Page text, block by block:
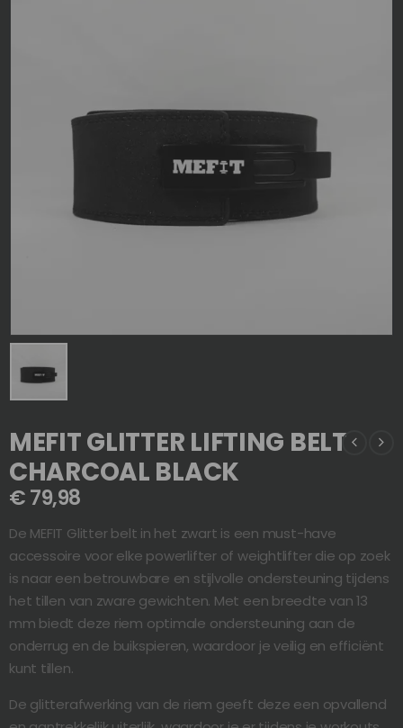
MEFIT GLITTER LIFTING BELT
CHARCOAL BLACK
€79,98
De MEFIT Glitter belt in het zwart is een must-have
accessoire voor elke powerlifter of weightlifter die op zoek
is naar een betrouwbare en stijlvolle ondersteuning tijdens
het tillen van zware gewichten. Met een breedte van 13
mm biedt deze riem optimale ondersteuning aan de
onderrug en de buikspieren, waardoor je veilig en efficiënt
kunt tillen.
De glitterafwerking van de riem geeft deze een opvallend